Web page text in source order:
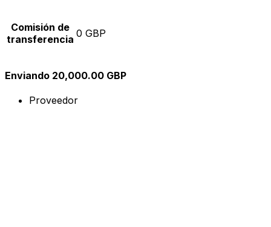
Comisión de
transferencia 0 GBP
Enviando 20,000.00 GBP
Proveedor